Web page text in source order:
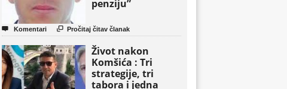
penziju”
 Komentari  Pročitaj čitav članak
Život nakon
Komšića : Tri
strategije, tri
tabora i jedna